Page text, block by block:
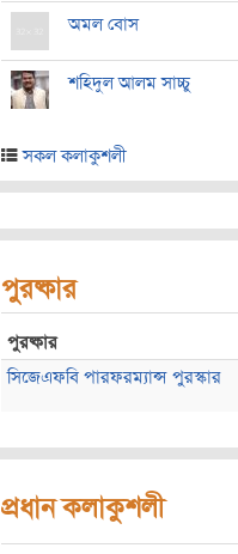
অমল বোস
শহিদুল আলম সাচ্চু
সকল কলাকুশলী
পুরষ্কার
পুরষ্কার
সিজেএফবি পারফরম্যান্স পুরস্কার
প্রধান কলাকুশলী